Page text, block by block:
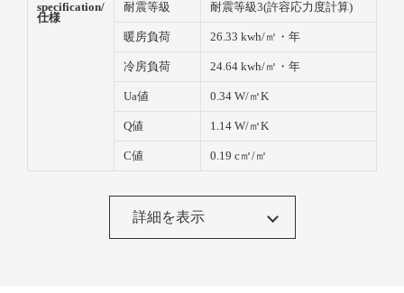
specification/
仕様
耐震等級 耐震等級3(許容応力度計算)
暖房負荷 26.33 kwh/㎡・年
冷房負荷 24.64 kwh/㎡・年
Ua値 0.34 W/㎡K
Q値 1.14 W/㎡K
C値 0.19 c㎡/㎡
熱
ｍｍ
充填断熱
高性能グラスウール16K
t=105mm
詳細を表示